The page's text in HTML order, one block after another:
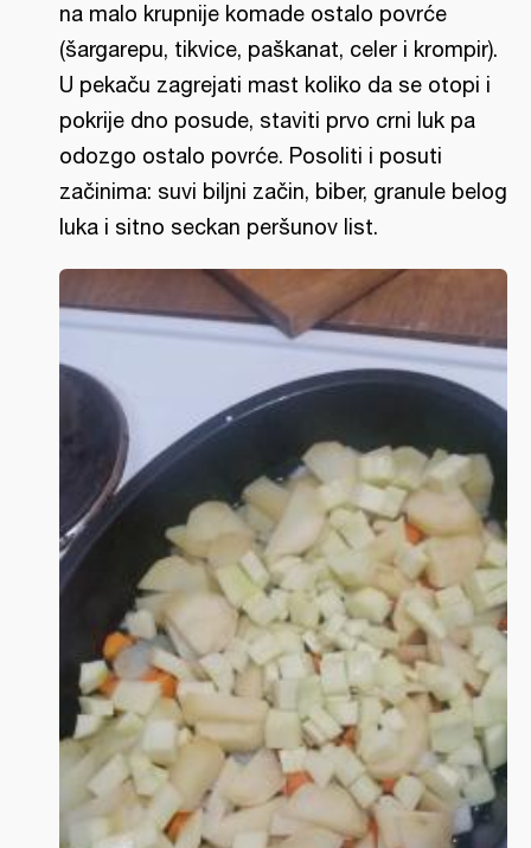
na malo krupnije komade ostalo povrće
(šargarepu, tikvice, paškanat, celer i krompir).
U pekaču zagrejati mast koliko da se otopi i
pokrije dno posude, staviti prvo crni luk pa
odozgo ostalo povrće. Posoliti i posuti
začinima: suvi biljni začin, biber, granule belog
luka i sitno seckan peršunov list.